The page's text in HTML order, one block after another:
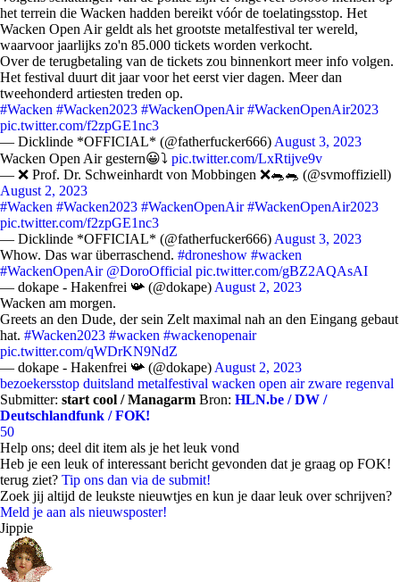
het terrein die Wacken hadden bereikt vóór de toelatingsstop. Het
Wacken Open Air geldt als het grootste metalfestival ter wereld,
waarvoor jaarlijks zo'n 85.000 tickets worden verkocht.
Over de terugbetaling van de tickets zou binnenkort meer info volgen.
Het festival duurt dit jaar voor het eerst vier dagen. Meer dan
tweehonderd artiesten treden op.
#Wacken #Wacken2023 #WackenOpenAir #WackenOpenAir2023
pic.twitter.com/f2zpGE1nc3
— Dicklinde *OFFICIAL* (@fatherfucker666) August 3, 2023
Wacken Open Air gestern😀⤵️ pic.twitter.com/LxRtijve9v
— ❌️ Prof. Dr. Schweinhardt von Mobbingen ❌️🐀🐀 (@svmoffiziell)
August 2, 2023
#Wacken #Wacken2023 #WackenOpenAir #WackenOpenAir2023
pic.twitter.com/f2zpGE1nc3
— Dicklinde *OFFICIAL* (@fatherfucker666) August 3, 2023
Whow. Das war überraschend. #droneshow #wacken
#WackenOpenAir @DoroOfficial pic.twitter.com/gBZ2AQAsAI
— dokape - Hakenfrei 📯 (@dokape) August 2, 2023
Wacken am morgen.
Greets an den Dude, der sein Zelt maximal nah an den Eingang gebaut
hat. #Wacken2023 #wacken #wackenopenair
pic.twitter.com/qWDrKN9NdZ
— dokape - Hakenfrei 📯 (@dokape) August 2, 2023
bezoekersstop duitsland metalfestival wacken open air zware regenval
Submitter: start cool / Managarm Bron: HLN.be / DW /
Deutschlandfunk / FOK!
50
Help ons; deel dit item als je het leuk vond
Heb je een leuk of interessant bericht gevonden dat je graag op FOK!
terug ziet? Tip ons dan via de submit!
Zoek jij altijd de leukste nieuwtjes en kun je daar leuk over schrijven?
Meld je aan als nieuwsposter!
Jippie